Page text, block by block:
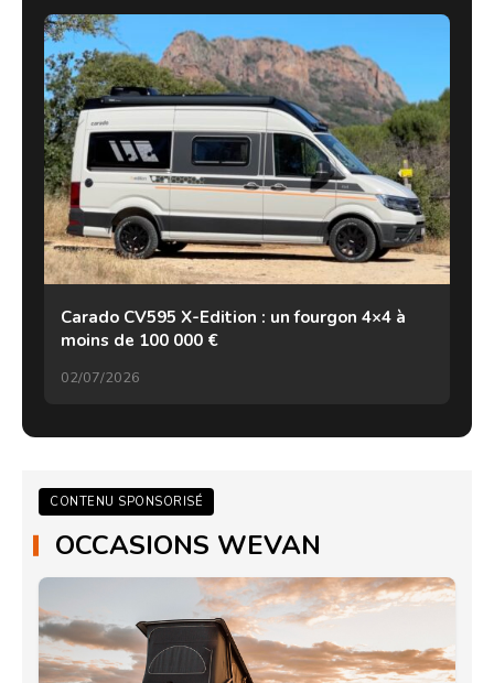
Carado CV595 X-Edition : un fourgon 4×4 à
moins de 100 000 €
02/07/2026
CONTENU SPONSORISÉ
OCCASIONS WEVAN